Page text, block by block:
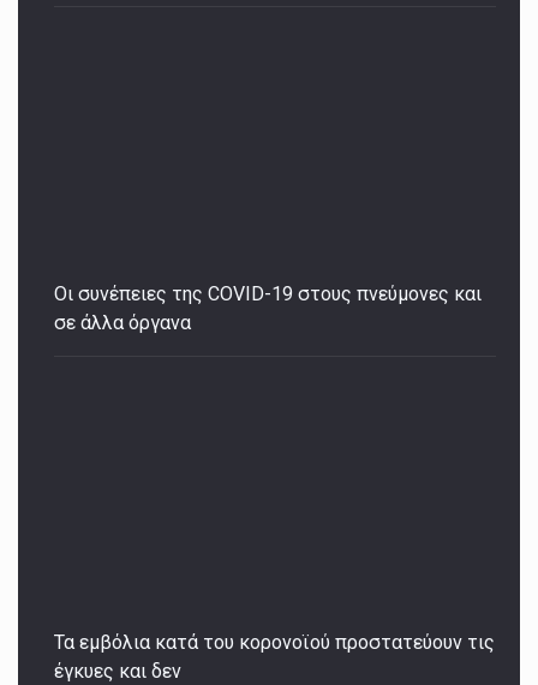
Οι συνέπειες της COVID-19 στους πνεύμονες και
σε άλλα όργανα
Τα εμβόλια κατά του κορονοϊού προστατεύουν τις
έγκυες και δεν